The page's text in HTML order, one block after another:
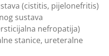
(cistitis, pijelonefritis)
sustava
nefropatija)
stanice, ureteralne